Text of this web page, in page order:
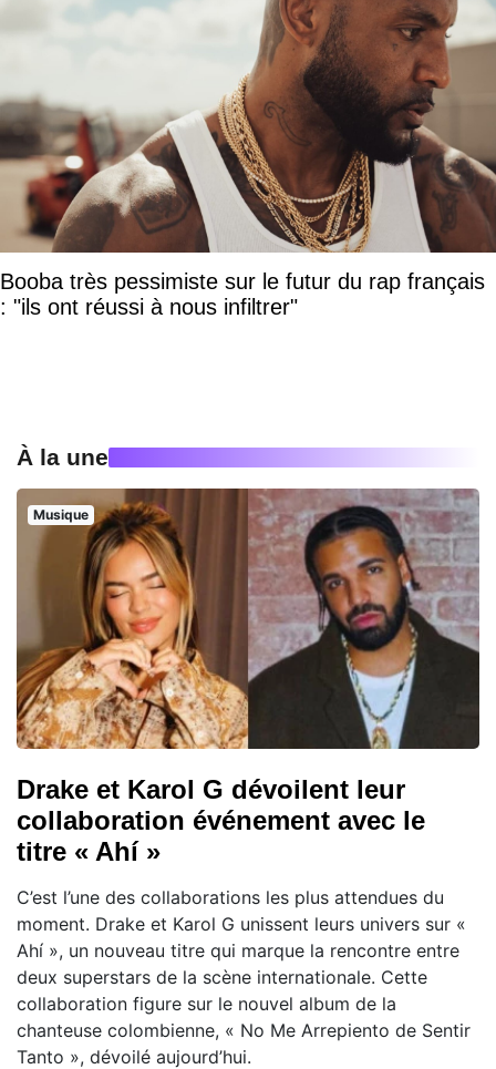
Booba très pessimiste sur le futur du rap français
: "ils ont réussi à nous infiltrer"
À la une
Musique
Drake et Karol G dévoilent leur
collaboration événement avec le
titre « Ahí »
C’est l’une des collaborations les plus attendues du
moment. Drake et Karol G unissent leurs univers sur «
Ahí », un nouveau titre qui marque la rencontre entre
deux superstars de la scène internationale. Cette
collaboration figure sur le nouvel album de la
chanteuse colombienne, « No Me Arrepiento de Sentir
Tanto », dévoilé aujourd’hui.